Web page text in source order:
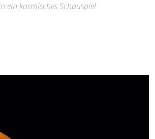
kosmisches Schauspiel